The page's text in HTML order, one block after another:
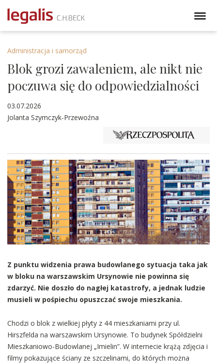
Administracja i samorząd
Blok grozi zawaleniem, ale nikt nie
poczuwa się do odpowiedzialności
03.07.2026
Jolanta Szymczyk-Przewoźna
Z punktu widzenia prawa budowlanego sytuacja taka jak
w bloku na warszawskim Ursynowie nie powinna się
zdarzyć. Nie doszło do nagłej katastrofy, a jednak ludzie
musieli w pośpiechu opuszczać swoje mieszkania.
Chodzi o blok z wielkiej płyty z 44 mieszkaniami przy ul.
Hirszfelda na warszawskim Ursynowie. To budynek Spółdzielni
Mieszkaniowo-Budowlanej „Imielin”. W internecie krążą zdjęcia i
filmy pokazujące ściany ze szczelinami, do których można